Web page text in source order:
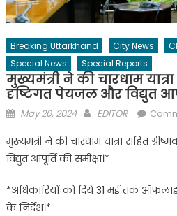
Breaking Uttarkhand City News
Special News
Special Reports
मुख्यमंत्री ने की चारधाम
दृष्टिगत पेयजल और विद्युत
Posted
May 20, 2024 Author
EDITOR
मुख्यमंत्री ने की चारधाम यात्रा सहित
विद्युत आपूर्ति की समीक्षा।*
*अधिकारियों को दिये 31 मई तक
के निर्देश।*